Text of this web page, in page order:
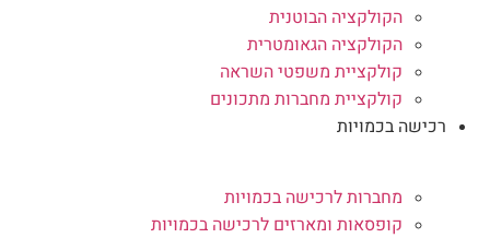
הקולקציה הבוטנית
הקולקציה הגאומטרית
קולקציית משפטי השראה
קולקציית מחברות מתכונים
רכישה בכמויות
מחברות לרכישה בכמויות
קופסאות ומארזים לרכישה בכמויות